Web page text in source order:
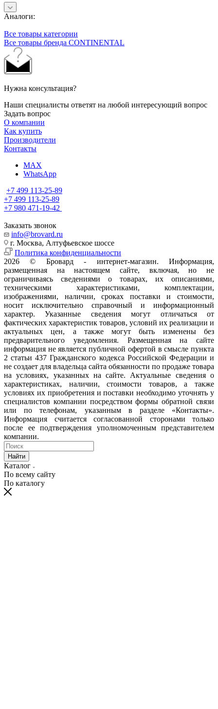
Аналоги:
Все товары категории
Все товары бренда CONTINENTAL
Нужна консультация?
Наши специалисты ответят на любой интересующий вопрос
Задать вопрос
О компании
Как купить
Производители
Контакты
MAX
WhatsApp
+7 499 113-25-89
+7 499 113-25-89
+7 980 471-19-42
Заказать звонок
info@brovard.ru
г. Москва, Алтуфьевское шоссе
Политика конфиденциальности
2026 © Бровард - интернет-магазин. Информация,
размещенная на настоящем сайте, включая, но не
ограничиваясь сведениями о товарах, их описаниями,
техническими характеристиками, комплектации,
изображениями, наличии, сроках поставки и стоимости,
носит исключительно справочный и информационный
характер. Указанные сведения могут отличаться от
фактических характеристик товаров, условий их реализации и
актуальных цен, а также могут быть изменены без
предварительного уведомления. Размещенная на сайте
информация не является публичной офертой в смысле пункта
2 статьи 437 Гражданского кодекса Российской Федерации и
не создает для владельца сайта обязанности по продаже товара
на условиях, указанных на сайте. Актуальные сведения о
характеристиках, наличии, стоимости товаров, а также
условиях их приобретения и поставки необходимо уточнять у
специалистов компании посредством формы обратной связи
или по телефонам, указанным в разделе «Контакты».
Информация считается согласованной сторонами только
после ее подтверждения уполномоченным представителем
компании.
Найти
Каталог
По всему сайту
По каталогу